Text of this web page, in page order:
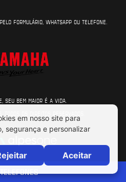
FORMULÁRIO, WHATSAPP OU TELEFONE.
SEU BEM MAIOR É A VIDA.
TELEFONES